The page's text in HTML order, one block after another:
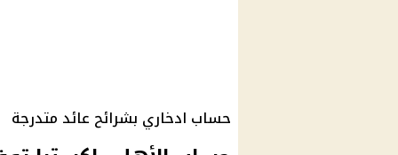
حساب ادخاري بشرائح عائد متدرجة